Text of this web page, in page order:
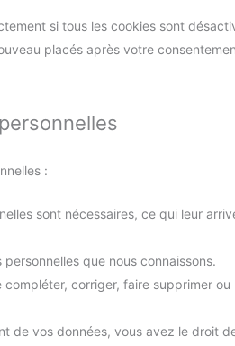
si tous les cookies sont
placés après votre
:
sont nécessaires, ce qui leur
que nous connaissons.
corriger, faire supprimer
de vos données, vous avez le droit